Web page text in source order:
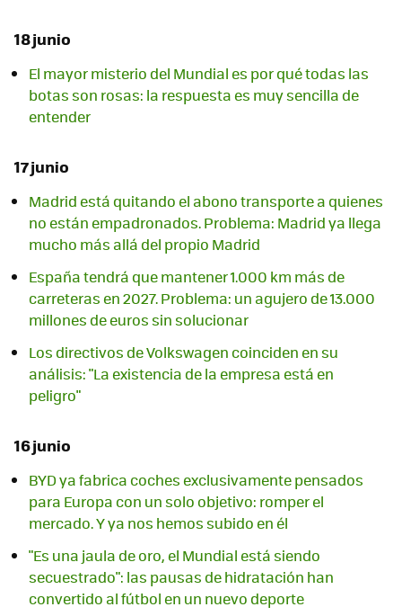
18 junio
El mayor misterio del Mundial es por qué todas las
botas son rosas: la respuesta es muy sencilla de
entender
17 junio
Madrid está quitando el abono transporte a quienes
no están empadronados. Problema: Madrid ya llega
mucho más allá del propio Madrid
España tendrá que mantener 1.000 km más de
carreteras en 2027. Problema: un agujero de 13.000
millones de euros sin solucionar
Los directivos de Volkswagen coinciden en su
análisis: "La existencia de la empresa está en
peligro"
16 junio
BYD ya fabrica coches exclusivamente pensados
para Europa con un solo objetivo: romper el
mercado. Y ya nos hemos subido en él
"Es una jaula de oro, el Mundial está siendo
secuestrado": las pausas de hidratación han
convertido al fútbol en un nuevo deporte